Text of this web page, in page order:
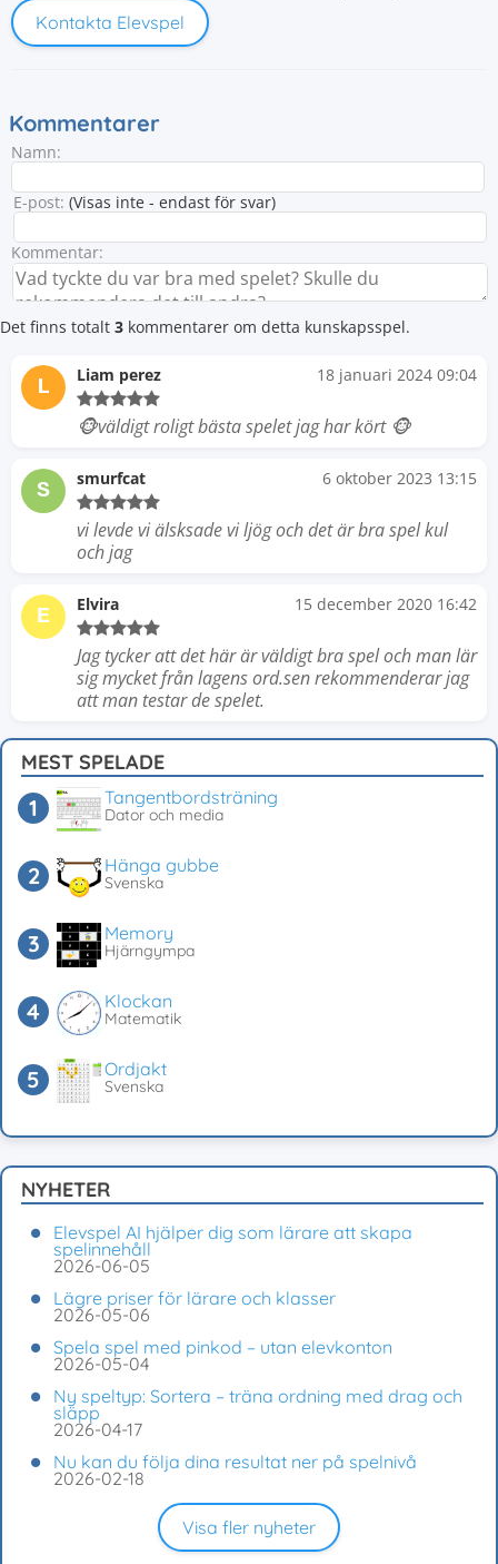
Kontakta Elevspel
Kommentarer
Namn:
E-post: (Visas inte - endast för svar)
Kommentar:
Det finns totalt 3 kommentarer om detta kunskapsspel.
L Liam perez 18 januari 2024 09:04
🐵väldigt roligt bästa spelet jag har kört 🐵
S smurfcat 6 oktober 2023 13:15
vi levde vi älsksade vi ljög och det är bra spel kul
och jag
E Elvira 15 december 2020 16:42
Jag tycker att det här är väldigt bra spel och man lär
sig mycket från lagens ord.sen rekommenderar jag
att man testar de spelet.
MEST SPELADE
Tangentbordsträning
Dator och media
Hänga gubbe
Svenska
Memory
Hjärngympa
Klockan
Matematik
Ordjakt
Svenska
NYHETER
Elevspel AI hjälper dig som lärare att skapa
spelinnehåll
2026-06-05
Lägre priser för lärare och klasser
2026-05-06
Spela spel med pinkod – utan elevkonton
2026-05-04
Ny speltyp: Sortera – träna ordning med drag och
släpp
2026-04-17
Nu kan du följa dina resultat ner på spelnivå
2026-02-18
Visa fler nyheter